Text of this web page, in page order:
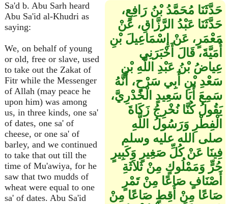
Sa'd b. Abu Sarh heard
Abu Sa'id al-Khudri as
saying:
We, on behalf of young
or old, free or slave, used
to take out the Zakat of
Fitr while the Messenger
of Allah (may peace he
upon him) was among
us, in three kinds, one sa'
of dates, one sa' of
cheese, or one sa' of
barley, and we continued
to take that out till the
time of Mu'awiya, for he
saw that two mudds of
wheat were equal to one
sa' of dates. Abu Sa'id
حَدَّثَنَا مُحَمَّدُ بْنُ رَافِعٍ،
حَدَّثَنَا عَبْدُ الرَّزَّاقِ، عَنْ
مَعْمَرٍ، عَنْ إِسْمَاعِيلَ بْنِ
أُمَيَّةَ، قَالَ أَخْبَرَنِي
عِياضُ بْنُ عَبْدِ اللَّهِ بْنِ
سَعْدِ بْنِ أَبِي سَرْحٍ، أَنَّهُ
سَمِعَ أَبَا سَعِيدٍ الْخُدْرِيَّ،
يَقُولُ كُنَّا نُخْرِجُ زَكَاةَ
الْفِطْرِ وَرَسُولُ اللَّهِ
صلى الله عليه وسلم
فِينَا عَنْ كُلِّ صَغِيرٍ وَكَبِيرٍ
حُرٍّ وَمَمْلُوكٍ مِنْ ثَلاَثَةِ
أَصْنَافٍ صَاعًا مِنْ تَمْرٍ
صَاعًا مِنْ أَقِطٍ صَاعًا مِنْ